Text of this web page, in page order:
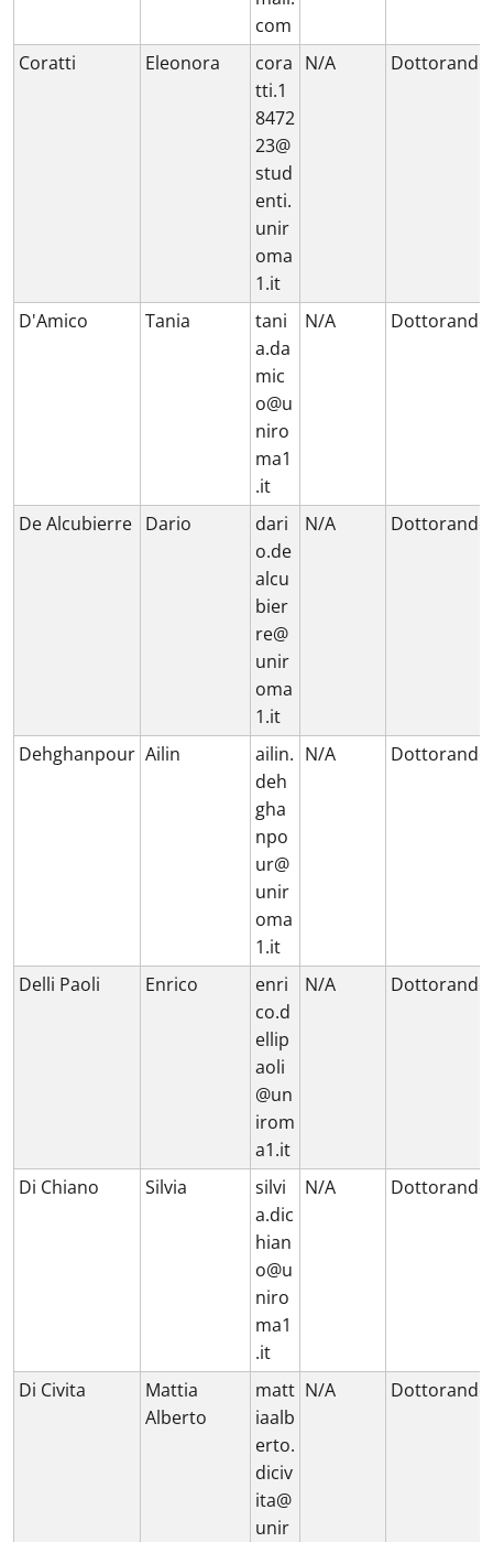
com
Coratti Eleonora
cora
tti.1
8472
23@
stud
enti.
unir
oma
1.it
N/A Dottorando
D'Amico Tania
tani
a.da
mic
o@u
niro
ma1
.it
N/A Dottorando
De Alcubierre Dario
dari
o.de
alcu
bier
re@
unir
oma
1.it
N/A Dottorando
Dehghanpour Ailin
ailin.
deh
gha
npo
ur@
unir
oma
1.it
N/A Dottorando
Delli Paoli Enrico
enri
co.d
ellip
aoli
@un
irom
a1.it
N/A Dottorando
Di Chiano Silvia
silvi
a.dic
hian
o@u
niro
ma1
.it
N/A Dottorando
Di Civita
Mattia
Alberto
matt
iaalb
erto.
diciv
ita@
unir
N/A Dottorando